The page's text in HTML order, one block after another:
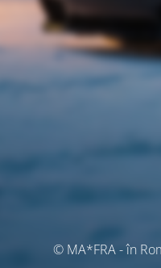
© MA*FRA - în